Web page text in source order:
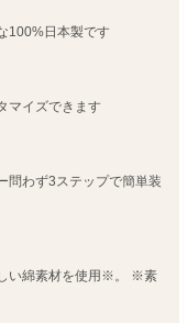
100%日本製です
マイズできます
問わず3ステップで簡単装
い綿素材を使用※。 ※素